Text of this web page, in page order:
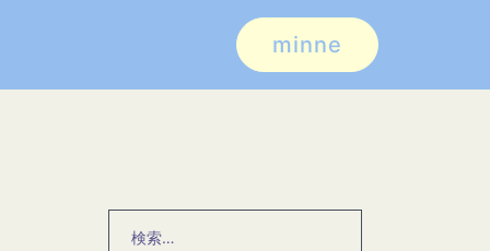
minne